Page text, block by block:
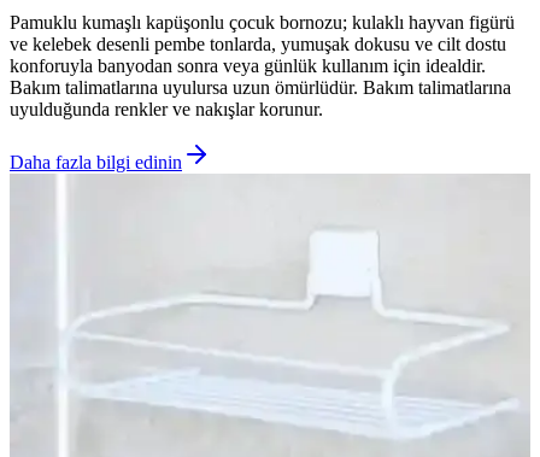
Pamuklu kumaşlı kapüşonlu çocuk bornozu; kulaklı hayvan figürü
ve kelebek desenli pembe tonlarda, yumuşak dokusu ve cilt dostu
konforuyla banyodan sonra veya günlük kullanım için idealdir.
Bakım talimatlarına uyulursa uzun ömürlüdür. Bakım talimatlarına
uyulduğunda renkler ve nakışlar korunur.
Daha fazla bilgi edinin